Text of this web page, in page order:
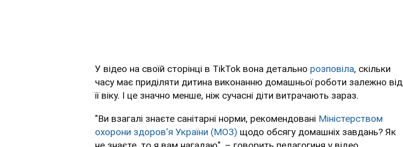
У відео на своїй сторінці в TikTok вона детально розповіла, скільки
часу має приділяти дитина виконанню домашньої роботи залежно від
її віку. І це значно менше, ніж сучасні діти витрачають зараз.
"Ви взагалі знаєте санітарні норми, рекомендовані Міністерством
охорони здоров'я України (МОЗ) щодо обсягу домашніх завдань? Як